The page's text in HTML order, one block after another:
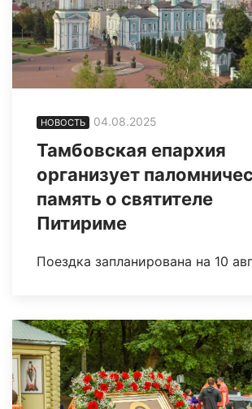
НОВОСТЬ 04.08.2025
Тамбовская епархия
организует
память о святителе
Питириме
Поездка запланирована на 10